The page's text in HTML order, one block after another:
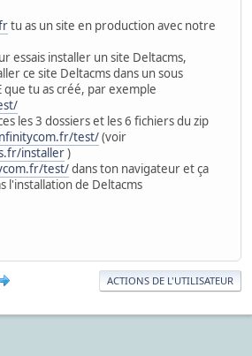
tu as un site en production avec notre
essais installer un site Deltacms,
ce site Deltacms dans un sous
tu as créé, par exemple
les 3 dossiers et les 6 fichiers du zip
test/(voir
installer)
test/dans ton navigateur et ça
l'installation de Deltacms
ACTIONS DE L'UTILISATEUR